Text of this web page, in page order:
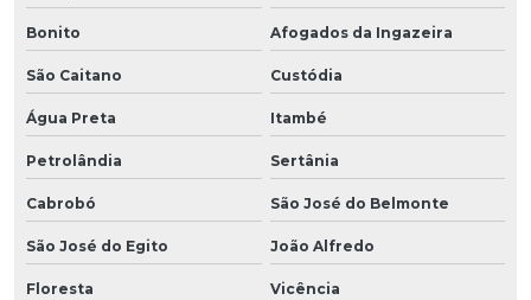
Bonito Afogados da Ingazeira
São Caitano Custódia
Água Preta Itambé
Petrolândia Sertânia
Cabrobó São José do Belmonte
São José do Egito João Alfredo
Floresta Vicência